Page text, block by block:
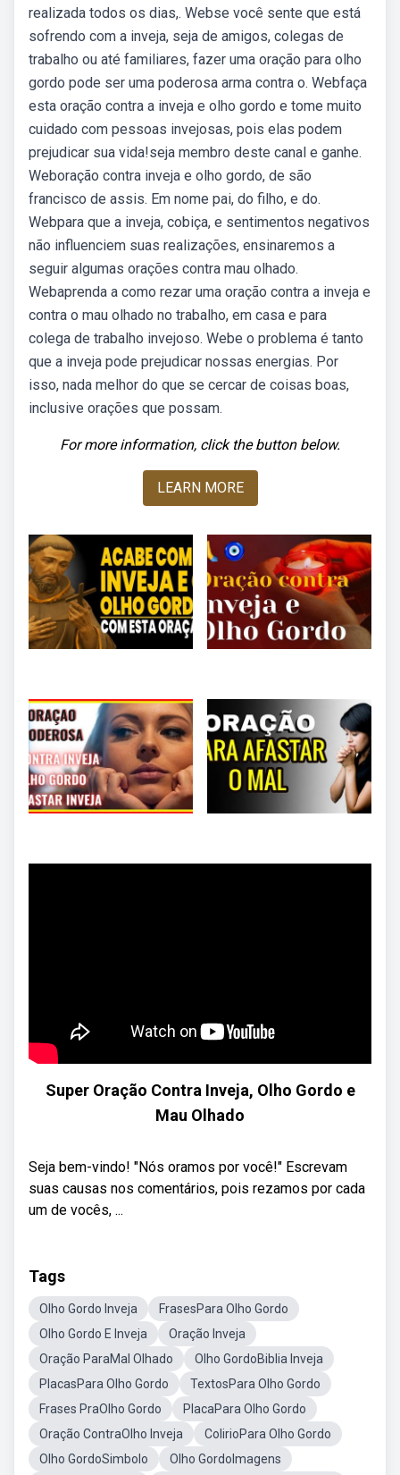
realizada todos os dias,. Webse você sente que está
sofrendo com a inveja, seja de amigos, colegas de
trabalho ou até familiares, fazer uma oração para olho
gordo pode ser uma poderosa arma contra o. Webfaça
esta oração contra a inveja e olho gordo e tome muito
cuidado com pessoas invejosas, pois elas podem
prejudicar sua vida!seja membro deste canal e ganhe.
Weboração contra inveja e olho gordo, de são
francisco de assis. Em nome pai, do filho, e do.
Webpara que a inveja, cobiça, e sentimentos negativos
não influenciem suas realizações, ensinaremos a
seguir algumas orações contra mau olhado.
Webaprenda a como rezar uma oração contra a inveja e
contra o mau olhado no trabalho, em casa e para
colega de trabalho invejoso. Webe o problema é tanto
que a inveja pode prejudicar nossas energias. Por
isso, nada melhor do que se cercar de coisas boas,
inclusive orações que possam.
For more information, click the button below.
LEARN MORE
Super Oração Contra Inveja, Olho Gordo e
Mau Olhado
Seja bem-vindo! "Nós oramos por você!" Escrevam
suas causas nos comentários, pois rezamos por cada
um de vocês, ...
Tags
Olho Gordo Inveja
FrasesPara Olho Gordo
Olho Gordo E Inveja
Oração Inveja
Oração ParaMal Olhado
Olho GordoBiblia Inveja
PlacasPara Olho Gordo
TextosPara Olho Gordo
Frases PraOlho Gordo
PlacaPara Olho Gordo
Oração ContraOlho Inveja
ColirioPara Olho Gordo
Olho GordoSimbolo
Olho GordoImagens